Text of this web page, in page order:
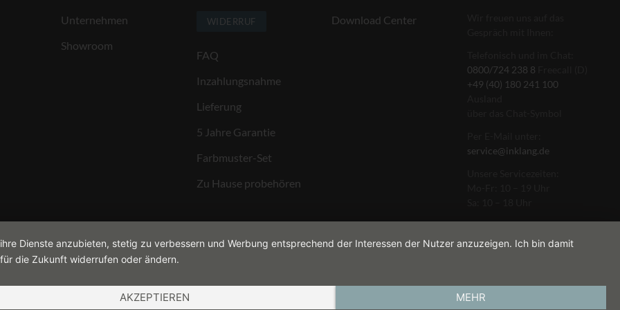
Unternehmen
Showroom
WIDERRUF
FAQ
Inzahlungsnahme
Lieferung
5 Jahre Garantie
Farbmuster-Set
Zu Hause probehören
Download Center
0800/724 238 8
+49 (40) 180 241 100
service@inklang.de
Dienste anzubieten, stetig zu verbessern und Werbung entsprechend der Interessen der Nutzer anzuzeigen. Ich bin damit
die Zukunft widerrufen oder ändern.
AKZEPTIEREN MEHR